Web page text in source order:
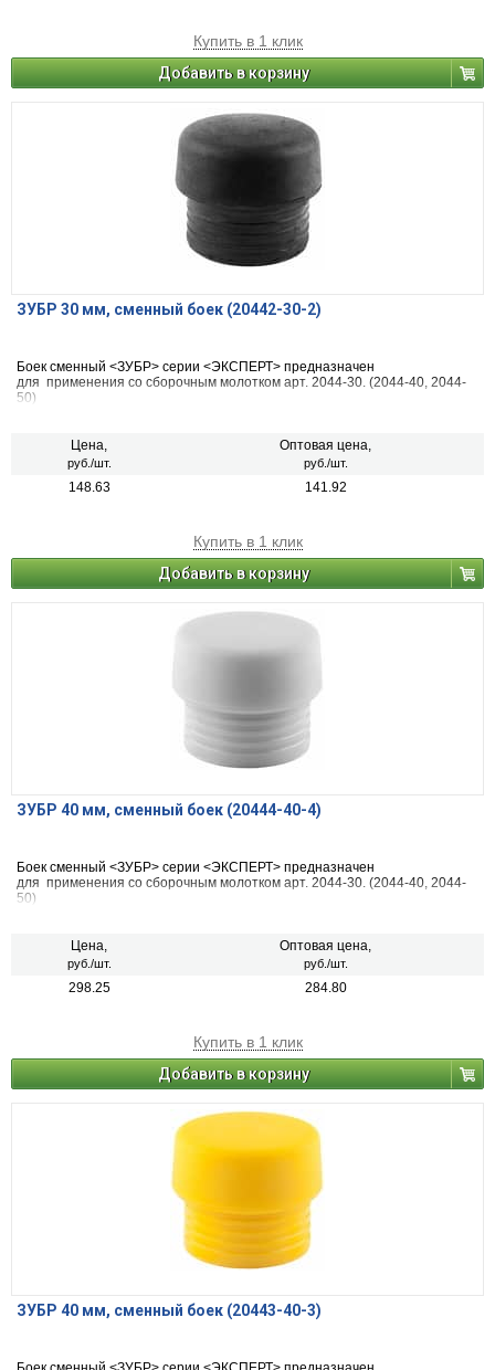
Купить в 1 клик
Добавить в корзину
ЗУБР 30 мм, сменный боек (20442-30-2)
Боек сменный <ЗУБР> серии <ЭКСПЕРТ> предназначен
для применения со сборочным молотком арт. 2044-30. (2044-40, 2044-
50)
Цена,
руб./шт.
Оптовая цена,
руб./шт.
148.63 141.92
Купить в 1 клик
Добавить в корзину
ЗУБР 40 мм, сменный боек (20444-40-4)
Боек сменный <ЗУБР> серии <ЭКСПЕРТ> предназначен
для применения со сборочным молотком арт. 2044-30. (2044-40, 2044-
50)
Цена,
руб./шт.
Оптовая цена,
руб./шт.
298.25 284.80
Купить в 1 клик
Добавить в корзину
ЗУБР 40 мм, сменный боек (20443-40-3)